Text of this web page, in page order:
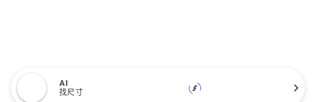
AI
找尺寸